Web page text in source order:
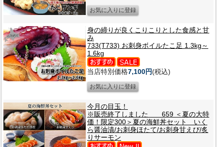
身の締りが良くこりこりとした食感と甘
み
733(T733) お刺身ボイルたこ足 1.3kg～
1.6kg
当店特別価格7,100円(税込)
今月の目玉！
※販売終了しました 659 ＜夏の大特
価！限定300＞夏の海鮮丼セット いく
ら醤油漬/お刺身ほたて/お刺身甘えび/炙
りサーモン